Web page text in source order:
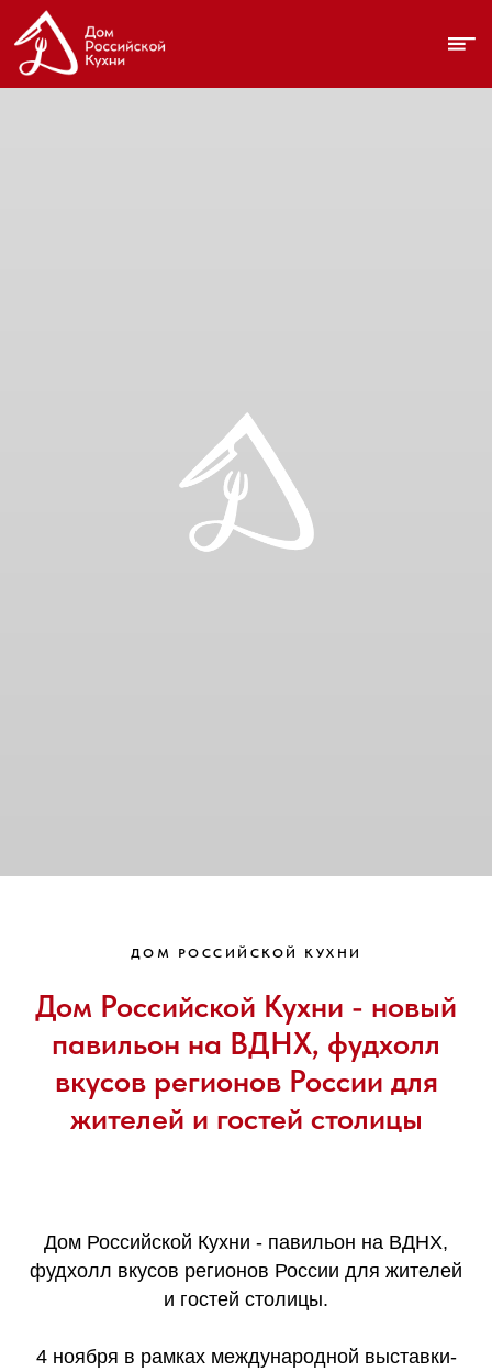
ДОМ РОССИЙСКОЙ КУХНИ
Дом Российской Кухни - новый
павильон на ВДНХ, фудхолл
вкусов регионов России для
жителей и гостей столицы
Дом Российской Кухни - павильон на ВДНХ,
фудхолл вкусов регионов России для жителей
и гостей столицы.
4 ноября в рамках международной выставки-